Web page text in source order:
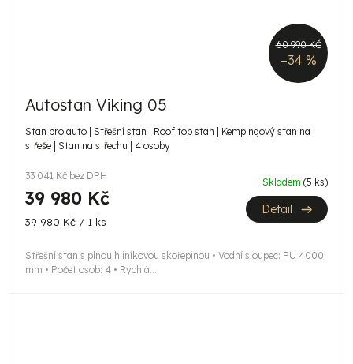
60 990 KČ
–34 %
Autostan Viking 05
Stan pro auto | Střešní stan | Roof top stan | Kempingový stan na
střeše | Stan na střechu | 4 osoby
33 041 Kč bez DPH
39 980 Kč
Měrná
39 980 Kč / 1 ks
Skladem (5 ks)
Detail
Střešní stan s plnou hliníkovou skořepinou • Vodní sloupec: PU 4000
mm • Počet osob: 4 • Rychlá...